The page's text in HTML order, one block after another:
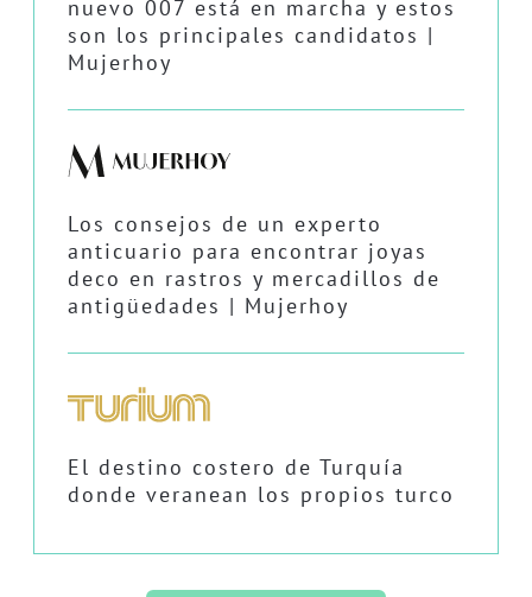
nuevo 007 está en marcha y estos
son los principales candidatos |
Mujerhoy
Los consejos de un experto
anticuario para encontrar joyas
deco en rastros y mercadillos de
antigüedades | Mujerhoy
El destino costero de Turquía
donde veranean los propios turco